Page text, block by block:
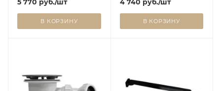
5 770 руб./шт
В КОРЗИНУ
4 740 руб./шт
В КОРЗИНУ